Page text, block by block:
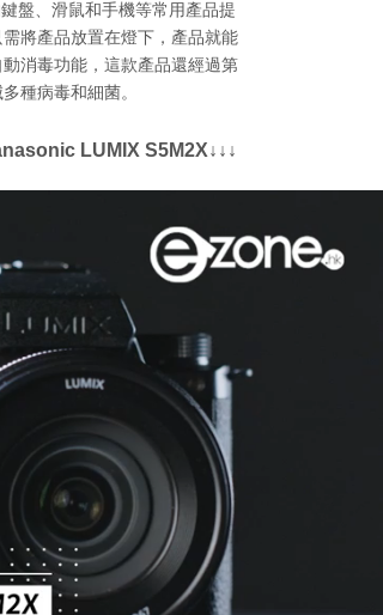
盤、滑鼠和手機等常用產品提
將產品放置在燈下，產品就能
消毒功能，這款產品還經過第
種病毒和細菌。
LUMIX S5M2X↓↓↓